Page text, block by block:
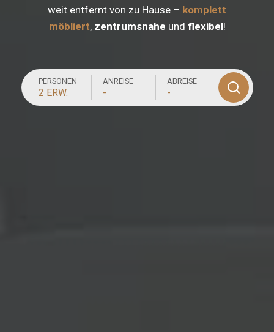
weit entfernt von zu Hause – komplett
möbliert, zentrumsnahe und flexibel!
PERSONEN
2 ERW.
ANREISE
-
ABREISE
-